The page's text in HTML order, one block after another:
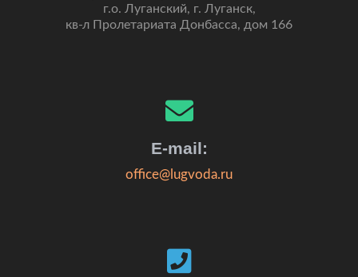
г.о. Луганский, г. Луганск,
кв-л Пролетариата Донбасса, дом 166
E-mail:
office@lugvoda.ru